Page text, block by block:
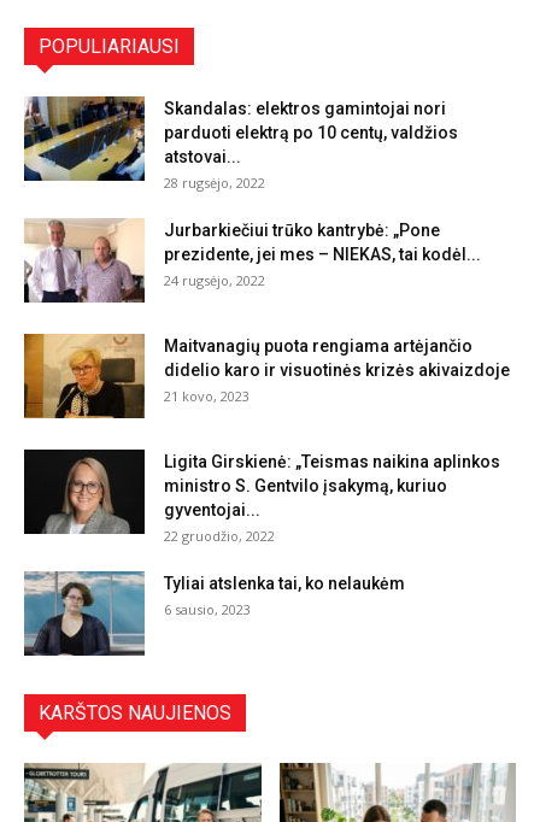
POPULIARIAUSI
Skandalas: elektros gamintojai nori
parduoti elektrą po 10 centų, valdžios
atstovai...
28 rugsėjo, 2022
Jurbarkiečiui trūko kantrybė: „Pone
prezidente, jei mes – NIEKAS, tai kodėl...
24 rugsėjo, 2022
Maitvanagių puota rengiama artėjančio
didelio karo ir visuotinės krizės akivaizdoje
21 kovo, 2023
Ligita Girskienė: „Teismas naikina aplinkos
ministro S. Gentvilo įsakymą, kuriuo
gyventojai...
22 gruodžio, 2022
Tyliai atslenka tai, ko nelaukėm
6 sausio, 2023
KARŠTOS NAUJIENOS